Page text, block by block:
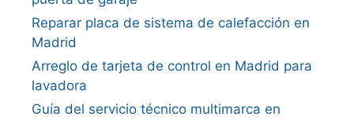
Reparar placa de sistema de calefacción en
Madrid
Arreglo de tarjeta de control en Madrid para
lavadora
Guía del servicio técnico multimarca en